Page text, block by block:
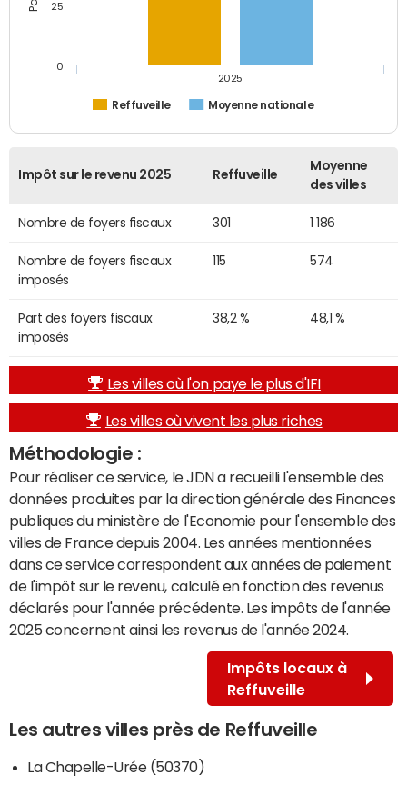
Reffuveille Moyenne nationale
2025
0
25
Impôt sur le revenu 2025 Reffuveille
Moyenne
des villes
Nombre de foyers fiscaux 301 1 186
Nombre de foyers fiscaux
imposés
115 574
Part des foyers fiscaux
imposés
38,2 % 48,1 %
Les villes où l'on paye le plus d'IFI
Les villes où vivent les plus riches
Méthodologie :
Pour réaliser ce service, le JDN a recueilli l'ensemble des
données produites par la direction générale des Finances
publiques du ministère de l'Economie pour l'ensemble des
villes de France depuis 2004. Les années mentionnées
dans ce service correspondent aux années de paiement
de l'impôt sur le revenu, calculé en fonction des revenus
déclarés pour l'année précédente. Les impôts de l'année
2025 concernent ainsi les revenus de l'année 2024.
Impôts locaux à
Reffuveille
Les autres villes près de Reffuveille
La Chapelle-Urée (50370)